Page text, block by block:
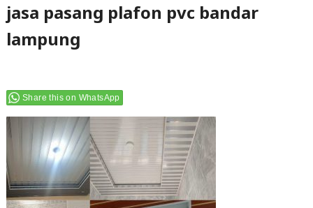
jasa pasang plafon pvc bandar
lampung
Share this on WhatsApp